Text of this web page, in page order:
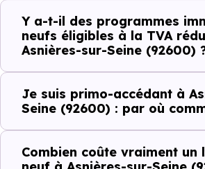
/ 7 % sur un logement neuf à
(92600),ce n'est pas un détail
économie réelle, immédiate, sur le
Prix HT du
logement
Économie
TVA à 5,5 %
150 000 € ~ 21 750 €
Y a-t-il des programmes
neufs éligibles à la TVA
Asnières-sur-Seine (92600)
Je suis primo-accédant à
Seine (92600) : par où
Combien coûte vraiment un